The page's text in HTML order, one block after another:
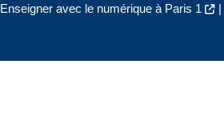
Enseigner avec le numérique à Paris 1 |